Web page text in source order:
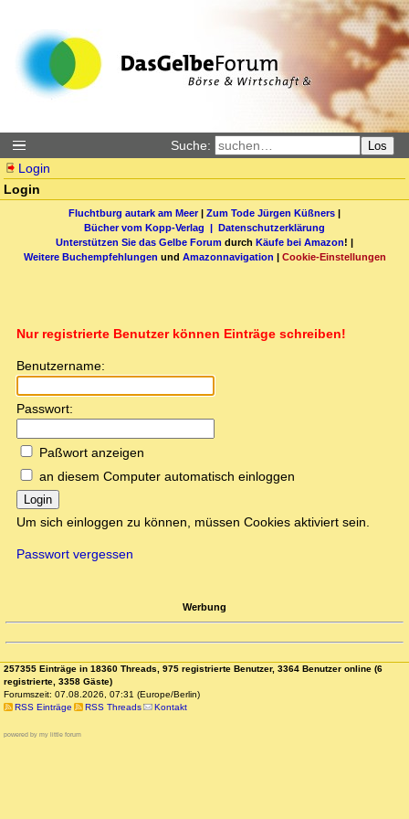
Suche: Los
Login
Login
Fluchtburg autark am Meer| Zum Tode Jürgen Küßners |
Bücher vom Kopp-Verlag | Datenschutzerklärung
Unterstützen Sie das Gelbe Forum durch Käufe bei Amazon! |
Weitere Buchempfehlungen und Amazonnavigation | Cookie-Einstellungen
Nur registrierte Benutzer können Einträge schreiben!
Benutzername:
Passwort:
Paßwort anzeigen
an diesem Computer automatisch einloggen
Login
Um sich einloggen zu können, müssen Cookies aktiviert sein.
Passwort vergessen
Werbung
257355 Einträge in 18360 Threads, 975 registrierte Benutzer, 3364 Benutzer online (6
registrierte, 3358 Gäste)
Forumszeit: 07.08.2026, 07:31 (Europe/Berlin)
RSS Einträge
RSS Threads Kontakt
powered by my little forum